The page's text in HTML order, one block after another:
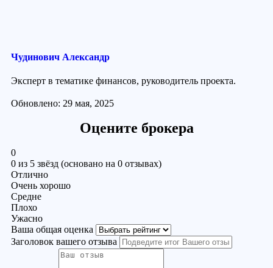
Чудинович Александр
Эксперт в тематике финансов, руководитель проекта.
Обновлено: 29 мая, 2025
Оцените брокера
0
0 из 5 звёзд (основано на 0 отзывах)
Отлично
Очень хорошо
Средне
Плохо
Ужасно
Ваша общая оценка
Заголовок вашего отзыва